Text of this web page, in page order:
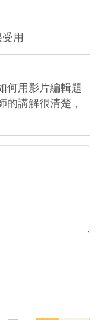
大
用
何用影片編輯題
的講解很清楚，